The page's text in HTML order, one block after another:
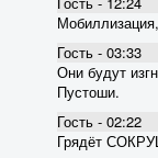
Гость - 03:33
Они будут
Пустоши.
Гость - 02:22
Грядёт